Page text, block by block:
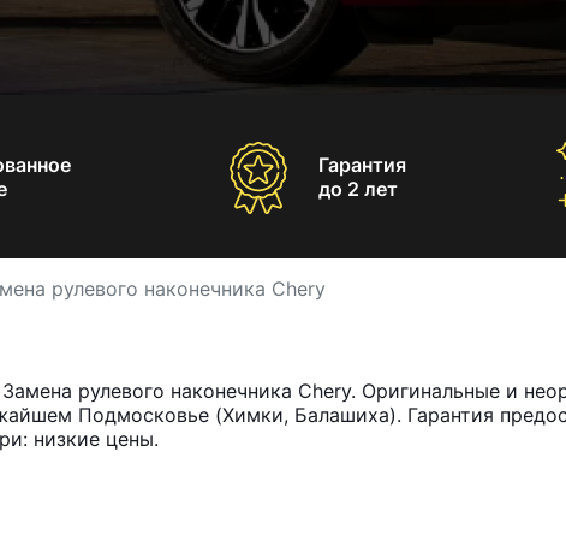
Гарантия
до 2 лет
рулевого наконечника Chery
рулевого наконечника Chery. Оригинальные и
Подмосковье (Химки, Балашиха). Гарантия
низкие цены.